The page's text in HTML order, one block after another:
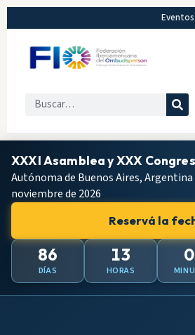
Eventos
XXXI Asamblea y XXX
Autónoma de Buenos Aires, Argentina
noviembre de 2026
Reservá la
86
DÍAS
13
HORAS